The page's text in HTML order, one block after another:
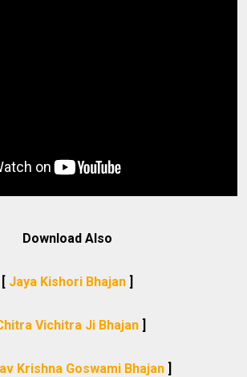
Download Also
[ Jaya Kishori Bhajan]
Vichitra Ji Bhajan ]
Krishna Goswami Bhajan]